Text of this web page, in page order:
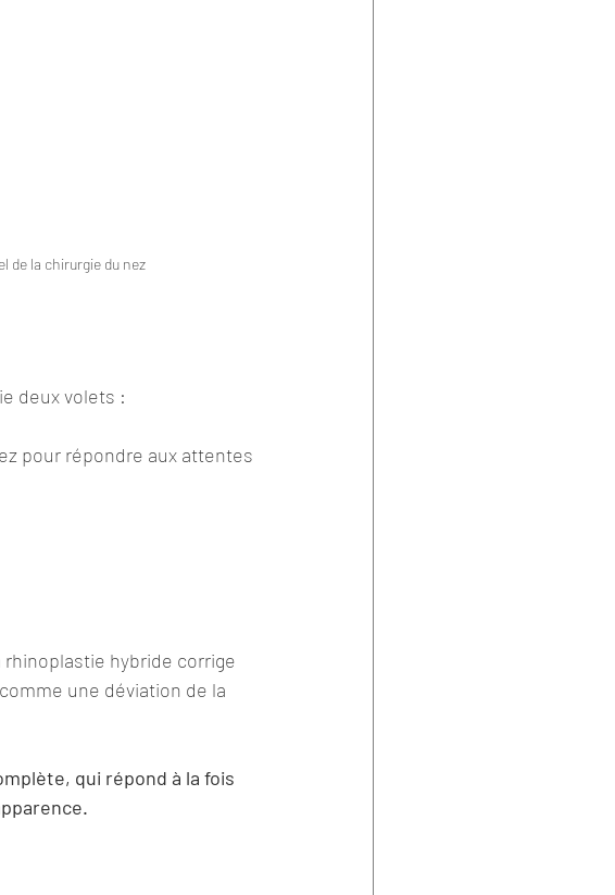
de la chirurgie du nez
deux volets :
pour répondre aux attentes
hybride corrige
une déviation de la
qui répond à la fois